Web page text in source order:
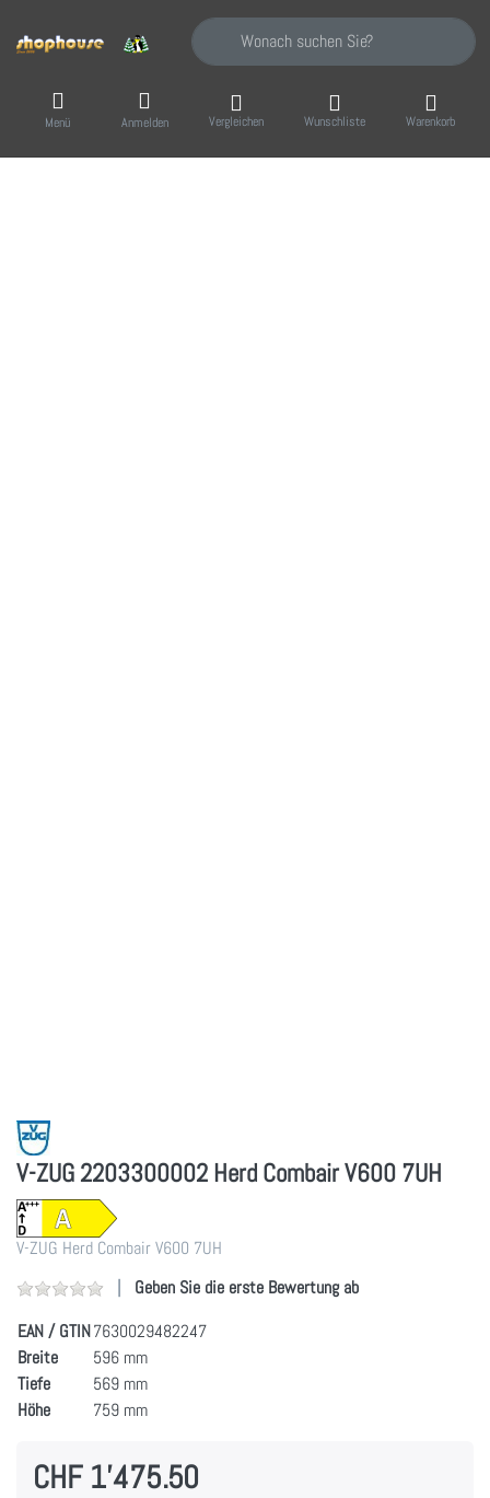
Geben Sie einen Suchbegriff ein. Während
Menü Anmelden Vergleichen Wunschliste Warenkorb
V-ZUG 2203300002 Herd Combair V600 7UH
V-ZUG Herd Combair V600 7UH
Geben Sie die erste Bewertung ab
EAN / GTIN7630029482247
Breite
596 mm
Tiefe
569 mm
Höhe
759 mm
CHF 1'475.50